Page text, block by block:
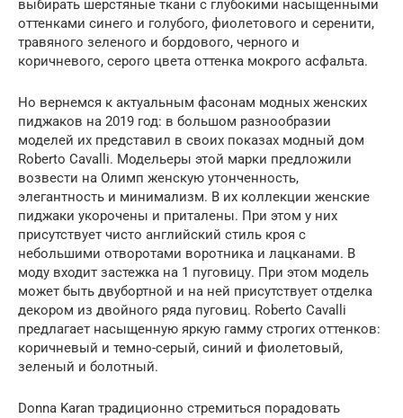
выбирать шерстяные ткани с глубокими насыщенными
оттенками синего и голубого, фиолетового и серенити,
травяного зеленого и бордового, черного и
коричневого, серого цвета оттенка мокрого асфальта.
Но вернемся к актуальным фасонам модных женских
пиджаков на 2019 год: в большом разнообразии
моделей их представил в своих показах модный дом
Roberto Cavalli. Модельеры этой марки предложили
возвести на Олимп женскую утонченность,
элегантность и минимализм. В их коллекции женские
пиджаки укорочены и приталены. При этом у них
присутствует чисто английский стиль кроя с
небольшими отворотами воротника и лацканами. В
моду входит застежка на 1 пуговицу. При этом модель
может быть двубортной и на ней присутствует отделка
декором из двойного ряда пуговиц. Roberto Cavalli
предлагает насыщенную яркую гамму строгих оттенков:
коричневый и темно-серый, синий и фиолетовый,
зеленый и болотный.
Donna Karan традиционно стремиться порадовать